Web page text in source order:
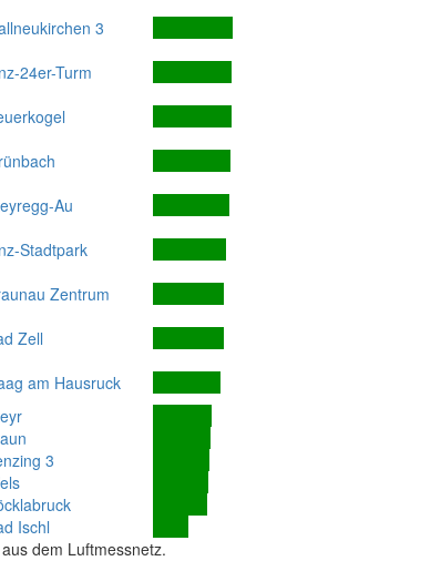
3
24er-Turm
Au
Stadtpark
Zentrum
Zell
am Hausruck
3
Ischl
dem Luftmessnetz.